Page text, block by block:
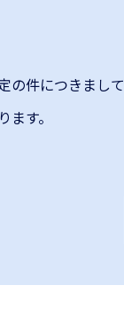
の件につきまして
す。